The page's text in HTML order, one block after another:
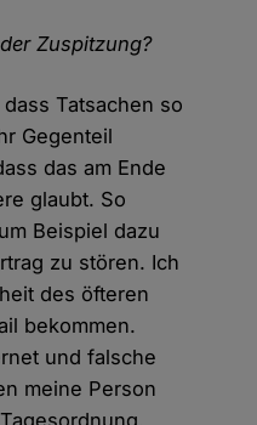
Zuspitzung?
Tatsachen so
Gegenteil
das am Ende
glaubt. So
Beispiel dazu
zu stören. Ich
des öfteren
bekommen.
und falsche
meine Person